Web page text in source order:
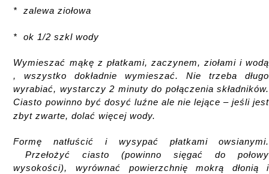
* zalewa ziołowa
* ok 1/2 szkl wody
Wymieszać mąkę z płatkami, zaczynem, ziołami i wodą
, wszystko dokładnie wymieszać. Nie trzeba długo
wyrabiać, wystarczy 2 minuty do połączenia składników.
Ciasto powinno być dosyć luźne ale nie lejące – jeśli jest
zbyt zwarte, dolać więcej wody.
Formę natłuścić i wysypać płatkami owsianymi.
Przełożyć ciasto (powinno sięgać do połowy
wysokości), wyrównać powierzchnię mokrą dłonią i